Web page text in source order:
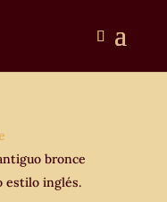
bronce
estilo inglés.